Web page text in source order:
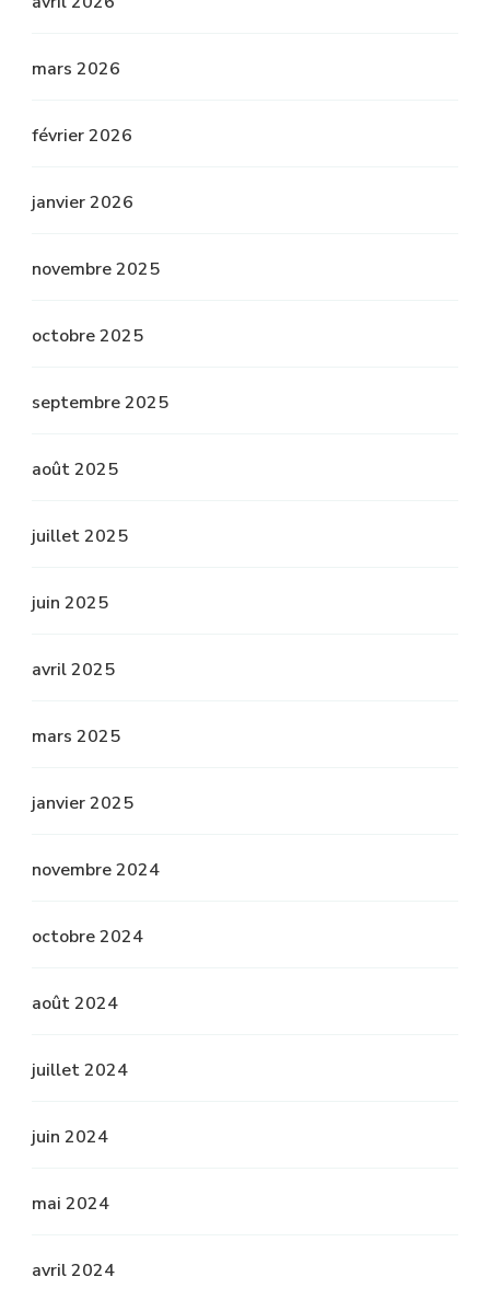
mars 2026
février 2026
janvier 2026
novembre 2025
octobre 2025
septembre 2025
août 2025
juillet 2025
juin 2025
avril 2025
mars 2025
janvier 2025
novembre 2024
octobre 2024
août 2024
juillet 2024
juin 2024
mai 2024
avril 2024